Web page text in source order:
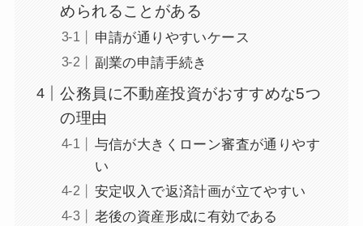
められることがある
申請が通りやすいケース
副業の申請手続き
公務員に不動産投資がおすすめな5つ
の理由
与信が大きくローン審査が通りやす
い
安定収入で返済計画が立てやすい
老後の資産形成に有効である